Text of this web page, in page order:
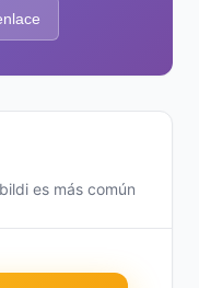
es más común